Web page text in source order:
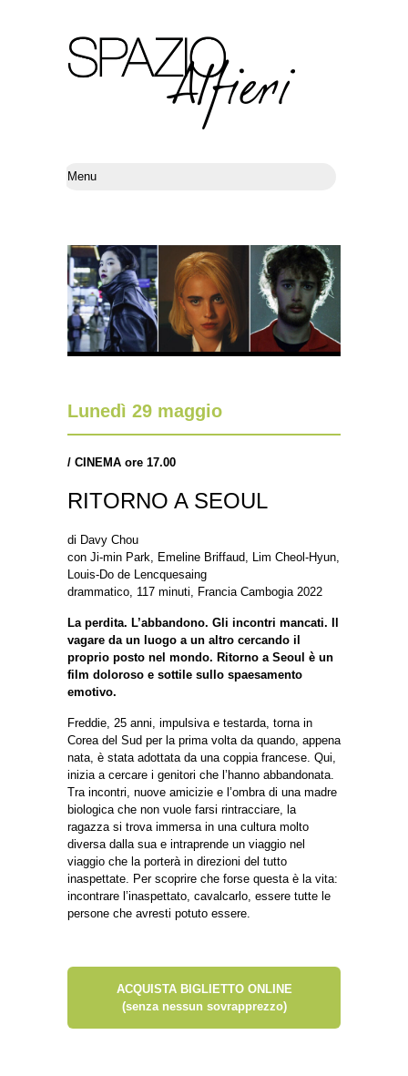
Lunedì 29 maggio
/ CINEMA ore 17.00
RITORNO A SEOUL
di Davy Chou
con Ji-min Park, Emeline Briffaud, Lim Cheol-Hyun,
Louis-Do de Lencquesaing
drammatico, 117 minuti, Francia Cambogia 2022
La perdita. L’abbandono. Gli incontri mancati. Il
vagare da un luogo a un altro cercando il
proprio posto nel mondo. Ritorno a Seoul è un
film doloroso e sottile sullo spaesamento
emotivo.
Freddie, 25 anni, impulsiva e testarda, torna in
Corea del Sud per la prima volta da quando, appena
nata, è stata adottata da una coppia francese. Qui,
inizia a cercare i genitori che l’hanno abbandonata.
Tra incontri, nuove amicizie e l’ombra di una madre
biologica che non vuole farsi rintracciare, la
ragazza si trova immersa in una cultura molto
diversa dalla sua e intraprende un viaggio nel
viaggio che la porterà in direzioni del tutto
inaspettate. Per scoprire che forse questa è la vita:
incontrare l’inaspettato, cavalcarlo, essere tutte le
persone che avresti potuto essere.
ACQUISTA BIGLIETTO ONLINE
(senza nessun sovrapprezzo)